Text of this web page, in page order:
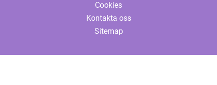
Cookies
Kontakta oss
Sitemap